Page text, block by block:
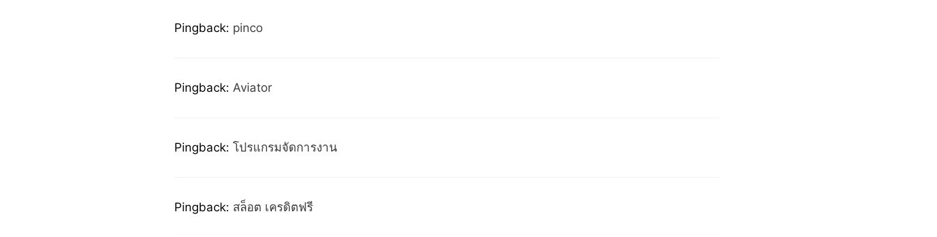
Pingback: pinco
Pingback: Aviator
Pingback: โปรแกรมจัดการงาน
Pingback: สล็อต เครดิตฟรี